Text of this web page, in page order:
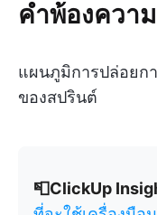
คำพ้องควา
แผนภูมิการปล่อยก
ของสปรินต์
📮ClickUp